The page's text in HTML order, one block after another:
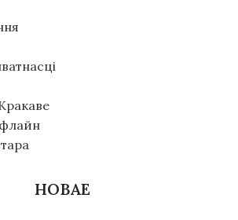
НОВАЕ